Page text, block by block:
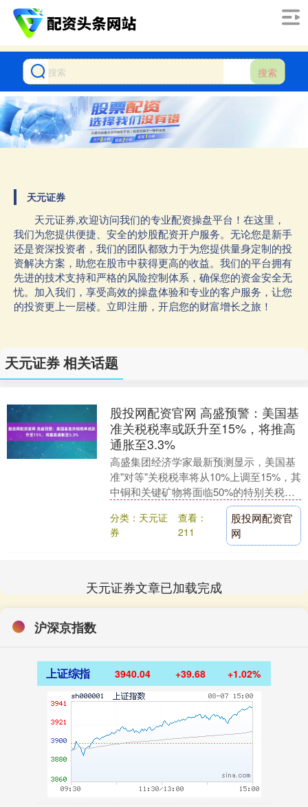
搜索
天元证券
天元证券,欢迎访问我们的专业配资操盘平台！在这里，
我们为您提供便捷、安全的炒股配资开户服务。无论您是新手
还是资深投资者，我们的团队都致力于为您提供量身定制的投
资解决方案，助您在股市中获得更高的收益。我们的平台拥有
先进的技术支持和严格的风险控制体系，确保您的资金安全无
忧。加入我们，享受高效的操盘体验和专业的客户服务，让您
的投资更上一层楼。立即注册，开启您的财富增长之旅！
天元证券 相关话题
股投网配资官网 高盛预警：美国基
准关税税率或跃升至15%，将推高
通胀至3.3%
高盛集团经济学家最新预测显示，美国基
准"对等"关税税率将从10%上调至15%，其
中铜和关键矿物将面临50%的特别关税
——此举可能加剧通胀压力并抑制经济增
长。 该....
分类：天元证
券
查看：
211
股投网配资官
网
天元证券文章已加载完成
沪深京指数
上证综指 3940.04 +39.68 +1.02%